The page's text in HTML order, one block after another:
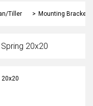
Tiller Mounting Bracket
20x20